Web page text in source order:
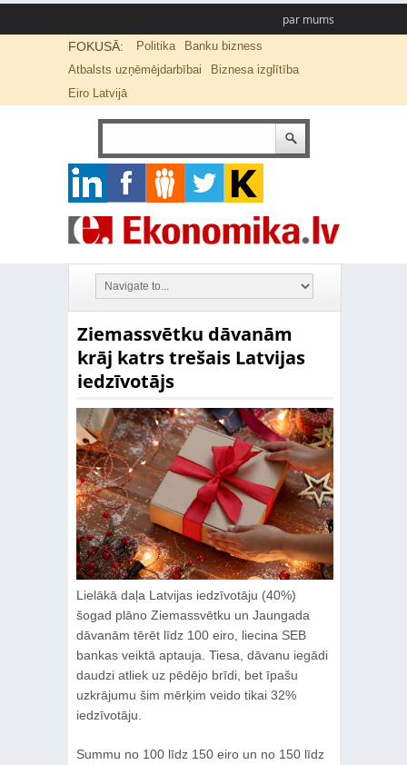
par mums
FOKUSĀ: Politika
Banku bizness
Atbalsts uzņēmējdarbībai
Biznesa izglītība
Eiro Latvijā
Ziemassvētku dāvanām
krāj katrs trešais Latvijas
iedzīvotājs
Lielākā daļa Latvijas iedzīvotāju (40%)
šogad plāno Ziemassvētku un Jaungada
dāvanām tērēt līdz 100 eiro, liecina SEB
bankas veiktā aptauja. Tiesa, dāvanu iegādi
daudzi atliek uz pēdējo brīdi, bet īpašu
uzkrājumu šim mērķim veido tikai 32%
iedzīvotāju.
Summu no 100 līdz 150 eiro un no 150 līdz